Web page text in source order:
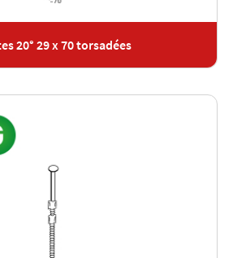
20° 29 x 70 torsadées